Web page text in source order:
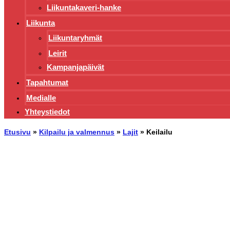
Liikuntakaveri-hanke
Liikunta
Liikuntaryhmät
Leirit
Kampanjapäivät
Tapahtumat
Medialle
Yhteystiedot
Etusivu » Kilpailu ja valmennus » Lajit » Keilailu